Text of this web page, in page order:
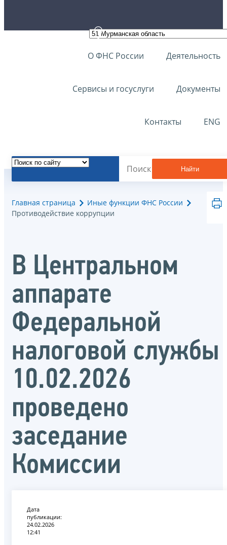
О ФНС России Деятельность
Сервисы и госуслуги Документы
Контакты ENG
Найти
Главная страница
Иные функции ФНС России
Противодействие коррупции
В Центральном
аппарате
Федеральной
налоговой службы
10.02.2026
проведено
заседание
Комиссии
Дата
публикации:
24.02.2026
12:41